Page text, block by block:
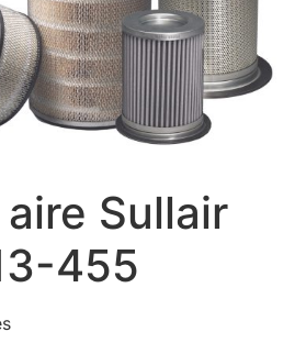
Sullair
455